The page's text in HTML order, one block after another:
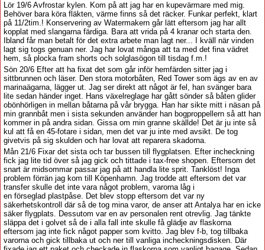
Lör 19/6 Avfrostar kylen. Kom på att jag har en kupevärmare med mig.
Behöver bara köra fläkten, värme finns så det räcker. Funkar perfekt, klart
på 11/2tim.! Konservering av Watermakern går lätt eftersom jag har allt
kopplat med slangarna färdiga. Bara att vrida på 4 kranar och starta den.
Ibland får man betalt för det extra arbete man lagt ner... I kväll när vinden
lagt sig togs genuan ner. Jag har lovat många att ta med det fina vädret
hem, så plocka fram shorts och solglasögon till tisdag f.m.!
Sön 20/6 Efter att ha fixat det som går inför hemfärden sitter jag i
sittbrunnen och läser. Den stora motorbåten, Red Tower som ägs av en av
marinaägarna, lägger ut. Jag ser direkt att något är fel, han svänger bara
lite sedan händer inget. Hans växelreglage har gått sönder så båten glider
obönhörligen in mellan båtarna på vår brygga. Han har sikte mitt i näsan på
min grannbåt men i sista sekunden använder han bogproppellern så att han
kommer in på andra sidan. Gissa om min granne skällde! Det är ju inte så
kul att få en 45-fotare i sidan, men det var ju inte med avsikt. De tog
givetvis på sig skulden och har lovat att reparera skadorna.
Mån 21/6 Fixar det sista och tar bussen till flygplatsen. Efter incheckning
fick jag lite tid över så jag gick och tittade i tax-free shopen. Eftersom det
snart är midsommar passar jag på att handla lite sprit. Tanklöst! Inga
problem förrän jag kom till Köpenhamn. Jag trodde att eftersom det var
transfer skulle det inte vara något problem, varorna låg i
en förseglad plastpåse. Det blev stopp eftersom det var ny
säkerhetskontroll där så de tog mina varor, de anser att Antalya har en icke
säker flygplats. Dessutom var en av personalen rent otrevlig. Jag tänkte
släppa det i golvet så de i alla fall inte skulle få glädje av flaskorna
eftersom jag inte fick något papper som kvitto. Jag blev f-b, tog tillbaka
varorna och gick tillbaka ut och ner till vanliga incheckningsdisken. Där